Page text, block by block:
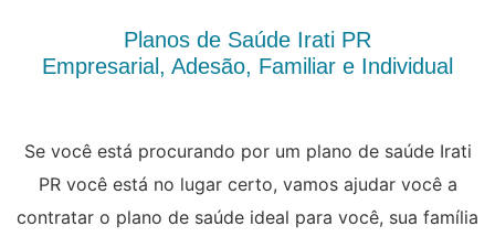
Planos de Saúde Irati PR
Empresarial, Adesão, Familiar e Individual
Se você está procurando por um plano de saúde Irati
PR você está no lugar certo, vamos ajudar você a
contratar o plano de saúde ideal para você, sua família